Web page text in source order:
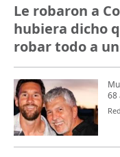
Le robaron a
hubiera dicho
robar todo a
68